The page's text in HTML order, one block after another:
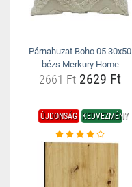
Párnahuzat Boho 05 30x50
bézs Merkury Home
2661 Ft 2629 Ft
ÚJDONSÁG KEDVEZMÉNY